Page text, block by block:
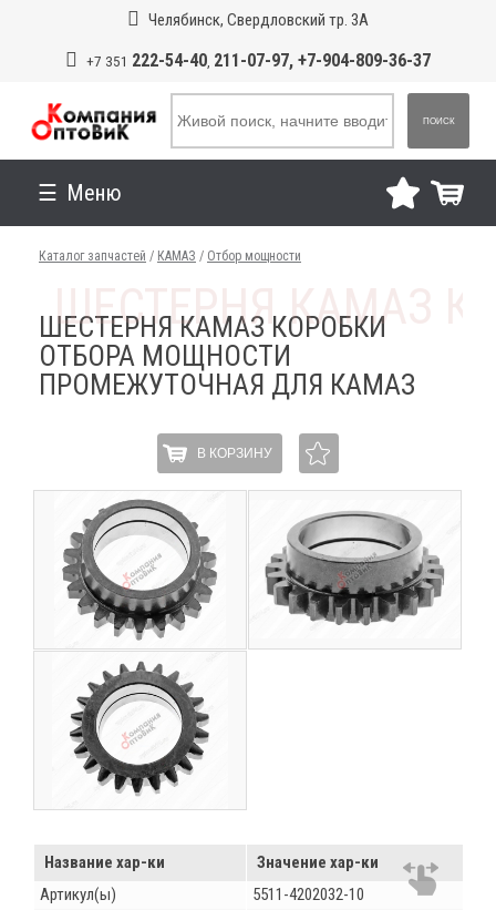
Челябинск, Свердловский тр. 3А
+7 351 222-54-40, 211-07-97, +7-904-809-36-37
ПОИСК
Меню
Каталог запчастей / КАМАЗ / Отбор мощности
ШЕСТЕРНЯ КАМАЗ КОРОБКИ
ОТБОРА МОЩНОСТИ
ПРОМЕЖУТОЧНАЯ ДЛЯ КАМАЗ
В КОРЗИНУ
Название хар-ки
Значение хар-ки
Артикул(ы)
5511-4202032-10